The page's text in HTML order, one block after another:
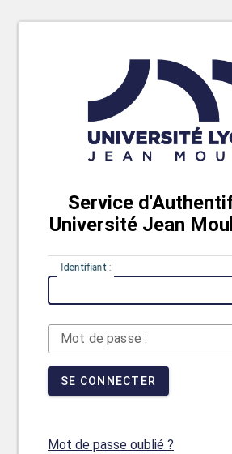
Service
Université Jean
Identifiant :
Mot de passe :
SE CONNECTER
Mot de passe oublié ?